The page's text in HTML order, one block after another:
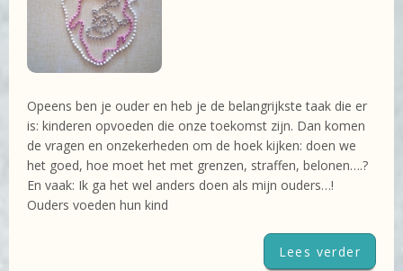
Opeens ben je ouder en heb je de belangrijkste taak die er
is: kinderen opvoeden die onze toekomst zijn. Dan komen
de vragen en onzekerheden om de hoek kijken: doen we
het goed, hoe moet het met grenzen, straffen, belonen….?
En vaak: Ik ga het wel anders doen als mijn ouders…!
Ouders voeden hun kind
Lees verder